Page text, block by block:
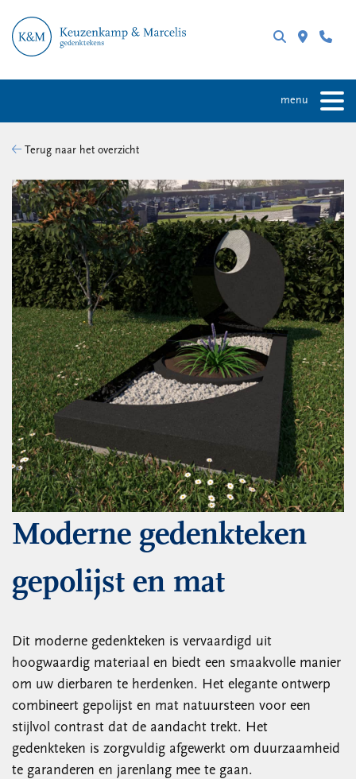
menu
Terug naar het overzicht
Moderne gedenkteken
gepolijst en mat
Dit moderne gedenkteken is vervaardigd uit
hoogwaardig materiaal en biedt een smaakvolle manier
om uw dierbaren te herdenken. Het elegante ontwerp
combineert gepolijst en mat natuursteen voor een
stijlvol contrast dat de aandacht trekt. Het
gedenkteken is zorgvuldig afgewerkt om duurzaamheid
te garanderen en jarenlang mee te gaan.